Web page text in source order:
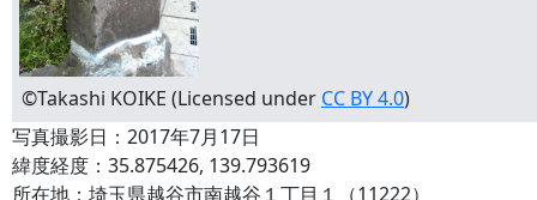
©Takashi KOIKE (Licensed under CC BY 4.0)
写真撮影日：2017年7月17日
緯度経度：35.875426, 139.793619
所在地：埼玉県越谷市南越谷１丁目１（11222）